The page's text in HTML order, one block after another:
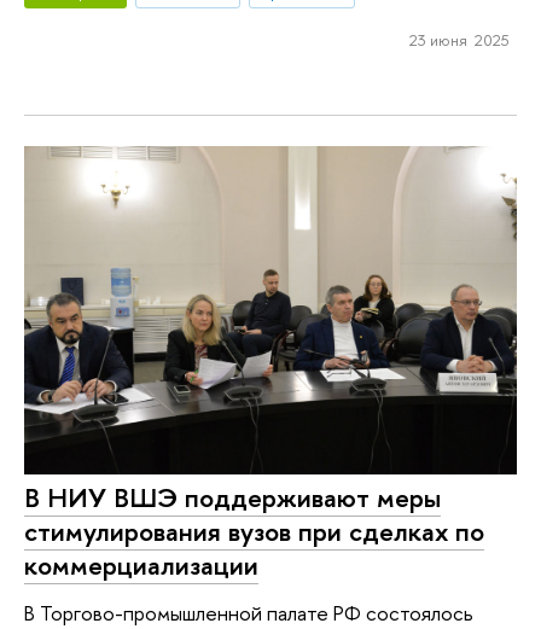
23 июня 2025
В НИУ ВШЭ поддерживают меры
стимулирования вузов при сделках по
коммерциализации
В Торгово-промышленной палате РФ состоялось